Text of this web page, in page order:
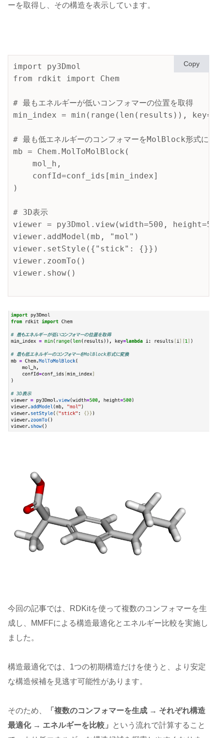
ーを取得し、その構造を表示しています。
import py3Dmol
from rdkit import Chem
# 最もエネルギーが低いコンフォマーの位置を取得
min_index = min(range(len(results)),
# 最も低エネルギーのコンフォマーをMolBlock形式に
mb = Chem.MolToMolBlock(
    mol_h,
    confId=conf_ids[min_index]
)
# 3D表示
viewer = py3Dmol.view(width=500,
viewer.addModel(mb, "mol")
viewer.setStyle({"stick": {}})
viewer.zoomTo()
viewer.show()
Copy
今回の記事では、RDKitを使って複数のコンフォマーを生
成し、MMFFによる構造最適化とエネルギー比較を実施し
ました。
構造最適化では、1つの初期構造だけを使うと、より安定
な構造候補を見逃す可能性があります。
そのため、
「複数のコンフォマーを生成 → それぞれ構造
最適化 → エネルギーを比較」
という流れで計算すること